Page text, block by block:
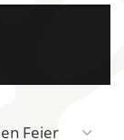
Feier